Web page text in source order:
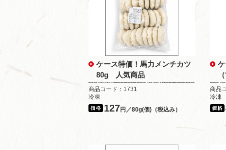
ケース特価！馬力メンチカツ
80g 人気商品
商品コード：1731
冷凍
127円／80g(個)（税込み）
商品
冷凍